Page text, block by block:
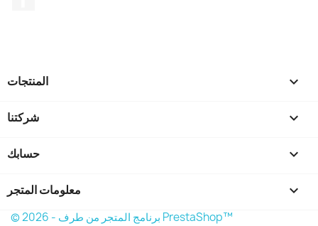
المنتجات 
شركتنا 
حسابك 
معلومات المتجر keyboard_arrow_down
© 2026 - برنامج المتجر من طرف PrestaShop™